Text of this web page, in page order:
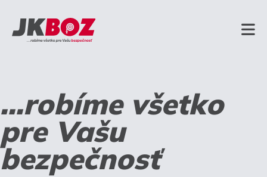
...robíme všetko
pre Vašu
bezpečnosť